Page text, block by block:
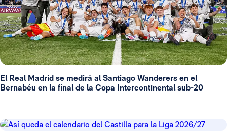
El Real Madrid se medirá al Santiago Wanderers en el
Bernabéu en la final de la Copa Intercontinental sub-20